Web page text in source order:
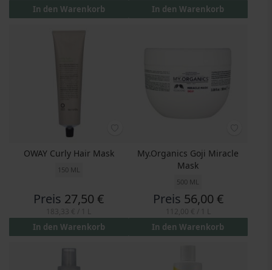
In den Warenkorb In den Warenkorb
OWAY Curly Hair Mask
150 ML
Preis 27,50 €
In den Warenkorb
My.Organics Goji Miracle
Mask
500 ML
Preis 56,00 €
In den Warenkorb